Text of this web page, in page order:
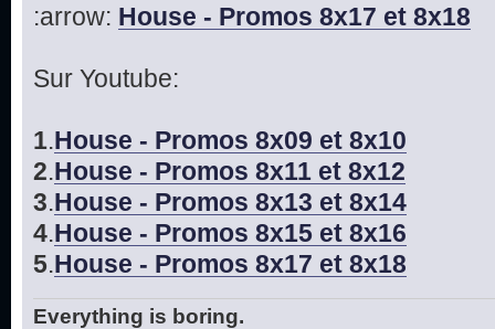
:arrow: House - Promos 8x17 et 8x18
Sur Youtube:
1.House - Promos 8x09 et 8x10
2.House - Promos 8x11 et 8x12
3.House - Promos 8x13 et 8x14
4.House - Promos 8x15 et 8x16
5.House - Promos 8x17 et 8x18
Everything is boring.